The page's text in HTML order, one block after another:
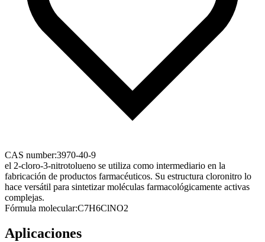
CAS number:3970-40-9
el 2-cloro-3-nitrotolueno se utiliza como intermediario en la
fabricación de productos farmacéuticos. Su estructura cloronitro lo
hace versátil para sintetizar moléculas farmacológicamente activas
complejas.
Fórmula molecular:C7H6ClNO2
Aplicaciones